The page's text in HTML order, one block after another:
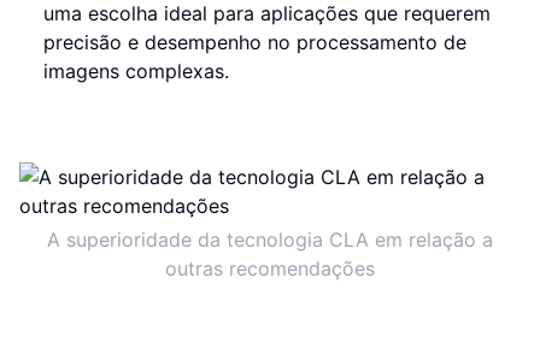
uma escolha ideal para aplicações que requerem
precisão e desempenho no processamento de
imagens complexas.
A superioridade da tecnologia CLA em relação a
outras recomendações